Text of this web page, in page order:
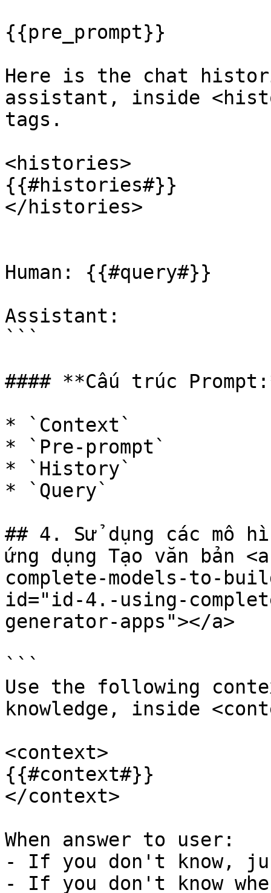
{{pre_prompt}}
Here is the chat
assistant, inside
tags.
<histories>
{{#histories#}}
</histories>
Human: {{#query#}}
Assistant:
```
#### **Cấu trúc
* `Context`
* `Pre-prompt`
* `History`
* `Query`
## 4. Sử dụng các mô
ứng dụng Tạo văn bản
complete-models-to-
id="id-4.-using-
generator-apps"></a>
```
Use the following
knowledge, inside
<context>
{{#context#}}
</context>
When answer to user:
- If you don't know,
- If you don't know